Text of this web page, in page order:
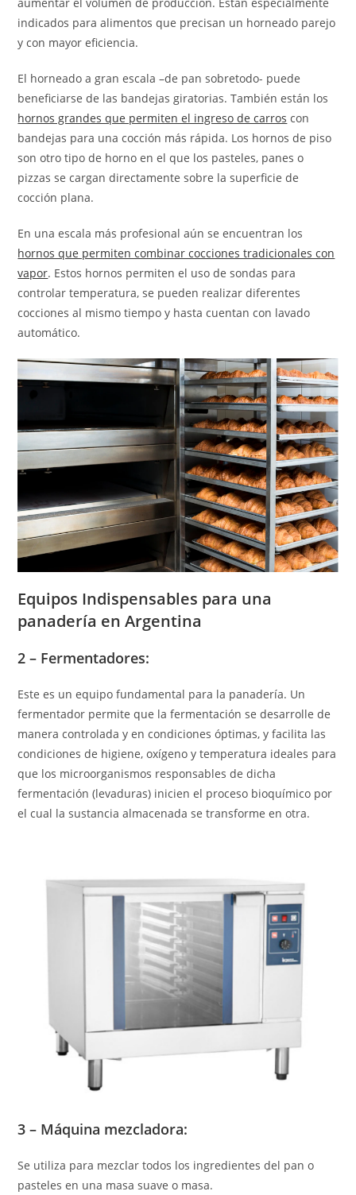
indicados para alimentos que precisan un horneado parejo
y con mayor eficiencia.
El horneado a gran escala –de pan sobretodo- puede
beneficiarse de las bandejas giratorias. También están los
hornos grandes que permiten el ingreso de carros con
bandejas para una cocción más rápida. Los hornos de piso
son otro tipo de horno en el que los pasteles, panes o
pizzas se cargan directamente sobre la superficie de
cocción plana.
En una escala más profesional aún se encuentran los
hornos que permiten combinar cocciones tradicionales con
vapor. Estos hornos permiten el uso de sondas para
controlar temperatura, se pueden realizar diferentes
cocciones al mismo tiempo y hasta cuentan con lavado
automático.
Equipos Indispensables para una
panadería en Argentina
2 – Fermentadores:
Este es un equipo fundamental para la panadería. Un
fermentador permite que la fermentación se desarrolle de
manera controlada y en condiciones óptimas, y facilita las
condiciones de higiene, oxígeno y temperatura ideales para
que los microorganismos responsables de dicha
fermentación (levaduras) inicien el proceso bioquímico por
el cual la sustancia almacenada se transforme en otra.
3 – Máquina mezcladora:
Se utiliza para mezclar todos los ingredientes del pan o
pasteles en una masa suave o masa.